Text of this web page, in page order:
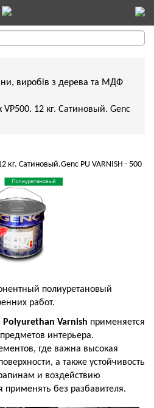
виробів з дерева та МДФ
12 кг. Сатиновый. Genc
кг. Сатиновый.Genc PU VARNISH - 500
полиуретановый
работ.
Polyurethan Varnish применяется
интерьера.
где важна высокая
а также устойчивость
и воздействию
применять без разбавителя.